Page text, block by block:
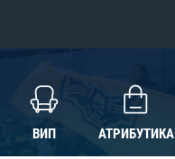
ВИП АТРИБУТИКА